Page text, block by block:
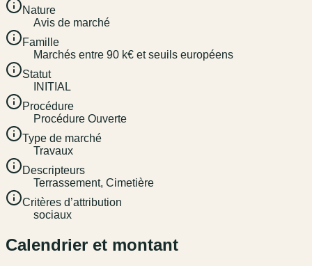
Nature
Avis de marché
Famille
Marchés entre 90 k€ et seuils européens
Statut
INITIAL
Procédure
Procédure Ouverte
Type de marché
Travaux
Descripteurs
Terrassement, Cimetière
Critères d’attribution
sociaux
Calendrier et montant